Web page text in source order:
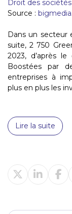
Droit des sociétés
Source :
Dans un secteur
suite, 2 750
2023, d’après
Boostées par
entreprises à
plus en plus les
Lire la suite